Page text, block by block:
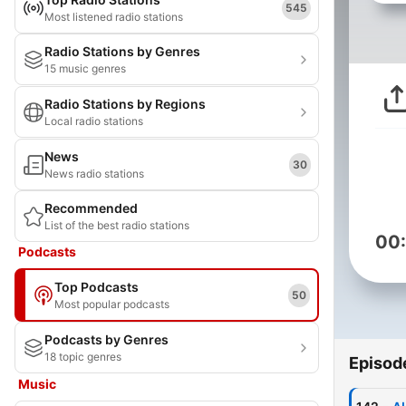
Most listened radio stations
545
Radio Stations by Genres
15 music genres
Radio Stations by Regions
Local radio stations
News
News radio stations
30
Recommended
List of the best radio stations
Podcasts
Top Podcasts
Most popular podcasts
50
Podcasts by Genres
18 topic genres
Music